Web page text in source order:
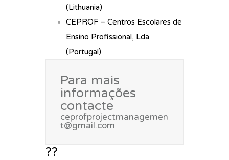
(Lithuania)
CEPROF – Centros Escolares de
Ensino Profissional, Lda
(Portugal)
Para mais
informações
contacte
ceprofprojectmanagemen
t@gmail.com
??